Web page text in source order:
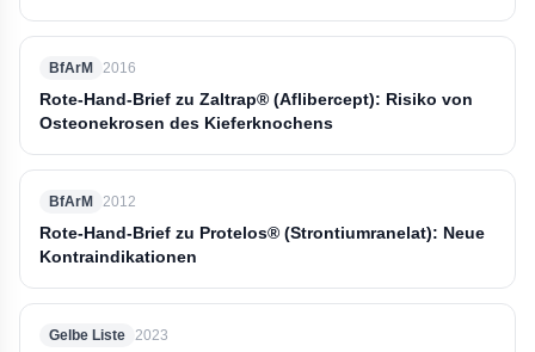
BfArM 2016
Rote-Hand-Brief zu Zaltrap® (Aflibercept): Risiko von
Osteonekrosen des Kieferknochens
BfArM 2012
Rote-Hand-Brief zu Protelos® (Strontiumranelat): Neue
Kontraindikationen
Gelbe Liste 2023